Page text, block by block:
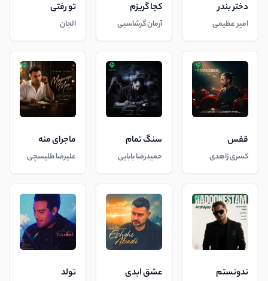
دختر بندر
امیر عظیمی
کجا گریزم
آرمان گرشاسبی
تو رفتی
الجان
قفس
کسری زاهدی
سنگ تمام
حمیدرضا بابایی
ماجرای منه
علیرضا طلیسچی
ندونستم عشق ابدی تولد